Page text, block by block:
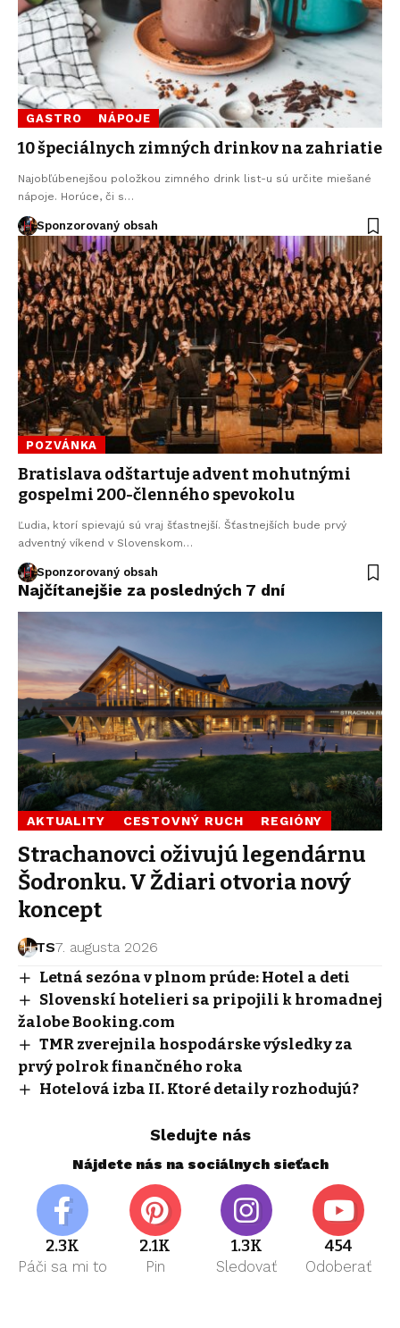
GASTRO NÁPOJE
10 špeciálnych zimných drinkov na zahriatie
Najobľúbenejšou položkou zimného drink list-u sú určite miešané
nápoje. Horúce, či s…
Sponzorovaný obsah
POZVÁNKA
Bratislava odštartuje advent mohutnými
gospelmi 200-členného spevokolu
Ľudia, ktorí spievajú sú vraj šťastnejší. Šťastnejších bude prvý
adventný víkend v Slovenskom…
Sponzorovaný obsah
Najčítanejšie za posledných 7 dní
AKTUALITY CESTOVNÝ RUCH REGIÓNY
Strachanovci oživujú legendárnu
Šodronku. V Ždiari otvoria nový
koncept
TS7. augusta 2026
Letná sezóna v plnom prúde: Hotel a deti
Slovenskí hotelieri sa pripojili k hromadnej
žalobe Booking.com
TMR zverejnila hospodárske výsledky za
prvý polrok finančného roka
Hotelová izba II. Ktoré detaily rozhodujú?
Sledujte nás
Nájdete nás na sociálnych sieťach
2.3K
Páči sa mi to
2.1K
Pin
1.3K
Sledovať
454
Odoberať